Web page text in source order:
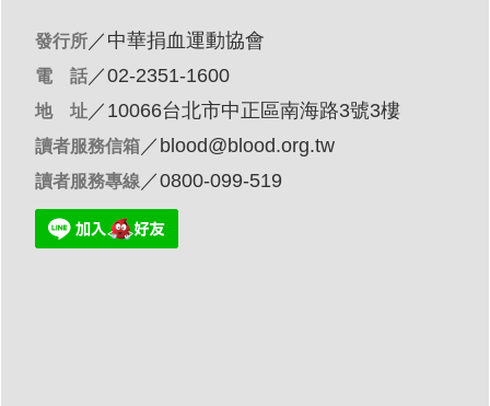
發行所 ／ 中華捐血運動協會
電 話 ／02-2351-1600
地 址 ／10066台北市中正區南海路3號3樓
讀者服務信箱 ／ blood@blood.org.tw
讀者服務專線 ／0800-099-519